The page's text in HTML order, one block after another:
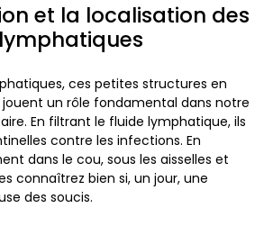
et la localisation des
ces petites structures en
un rôle fondamental dans notre
En filtrant le fluide lymphatique, ils
contre les infections. En
dans le cou, sous les aisselles et
connaîtrez bien si, un jour, une
des soucis.